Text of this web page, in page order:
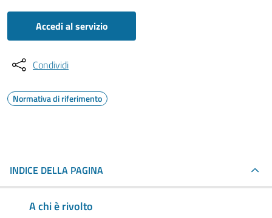
Accedi al servizio
Condividi
Normativa di riferimento
INDICE DELLA PAGINA
A chi è rivolto